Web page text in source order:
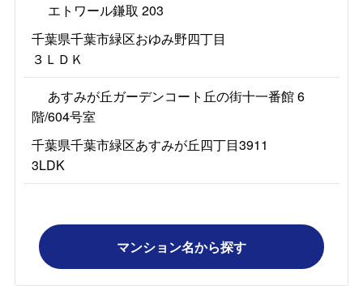
エトワール鎌取 203
千葉県千葉市緑区おゆみ野四丁目
３ＬＤＫ
あすみが丘ガーデンコート丘の街十一番館 6
階/604号室
千葉県千葉市緑区あすみが丘四丁目3911
3LDK
マンション名から探す